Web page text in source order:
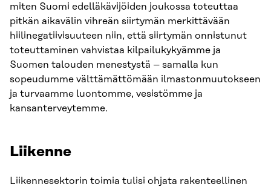
miten Suomi edelläkävijöiden joukossa toteuttaa
pitkän aikavälin vihreän siirtymän merkittävään
hiilinegatiivisuuteen niin, että siirtymän onnistunut
toteuttaminen vahvistaa kilpailukykyämme ja
Suomen talouden menestystä – samalla kun
sopeudumme välttämättömään ilmastonmuutokseen
ja turvaamme luontomme, vesistömme ja
kansanterveytemme.
Liikenne
Liikennesektorin toimia tulisi ohjata rakenteellinen